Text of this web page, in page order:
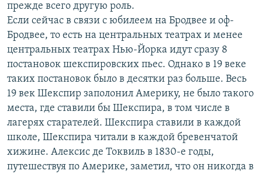
прежде всего другую роль.
Если сейчас в связи с юбилеем на Бродвее и оф-
Бродвее, то есть на центральных театрах и менее
центральных театрах Нью-Йорка идут сразу 8
постановок шекспировских пьес. Однако в 19 веке
таких постановок было в десятки раз больше. Весь
19 век Шекспир заполонил Америку, не было такого
места, где ставили бы Шекспира, в том числе в
лагерях старателей. Шекспира ставили в каждой
школе, Шекспира читали в каждой бревенчатой
хижине. Алексис де Токвиль в 1830-е годы,
путешествуя по Америке, заметил, что он никогда в